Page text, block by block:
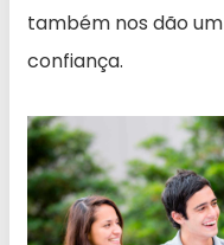
também nos dão
confiança.